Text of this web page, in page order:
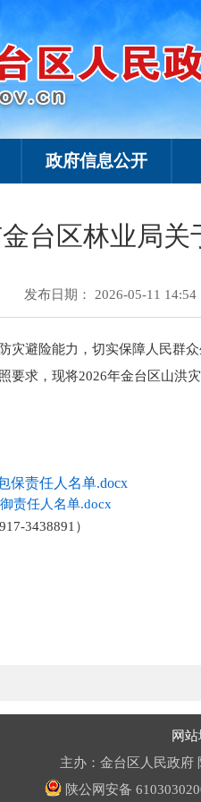
政府信息公开
台区林业局
发布日期： 2026-05-11 14:54
灾避险能力，切实保障人民群
求，现将2026年金台区山洪
保责任人名单.docx
责任人名单.docx
3438891）
网站
主办：金台区人民政府
陕公网安备